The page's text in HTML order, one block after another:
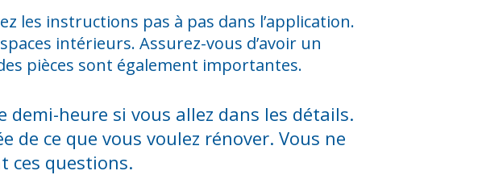
les instructions pas à pas dans l’application.
intérieurs. Assurez-vous d’avoir un
pièces sont également importantes.
heure si vous allez dans les détails.
de ce que vous voulez rénover. Vous ne
ces questions.